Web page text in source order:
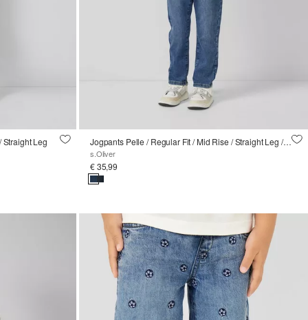
Straight Leg Jogpants Pelle / Regular Fit / Mid Rise / Straight Leg / Soft and warm inside
s.Oliver
€ 35,99